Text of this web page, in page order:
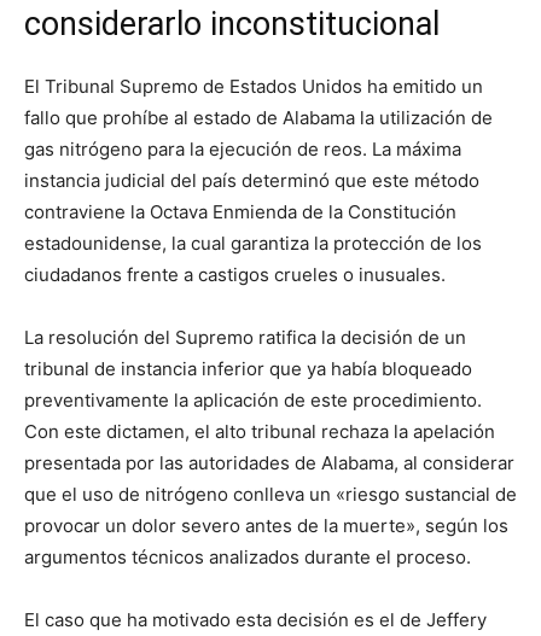
considerarlo inconstitucional
El Tribunal Supremo de Estados Unidos ha emitido un
fallo que prohíbe al estado de Alabama la utilización de
gas nitrógeno para la ejecución de reos. La máxima
instancia judicial del país determinó que este método
contraviene la Octava Enmienda de la Constitución
estadounidense, la cual garantiza la protección de los
ciudadanos frente a castigos crueles o inusuales.
La resolución del Supremo ratifica la decisión de un
tribunal de instancia inferior que ya había bloqueado
preventivamente la aplicación de este procedimiento.
Con este dictamen, el alto tribunal rechaza la apelación
presentada por las autoridades de Alabama, al considerar
que el uso de nitrógeno conlleva un «riesgo sustancial de
provocar un dolor severo antes de la muerte», según los
argumentos técnicos analizados durante el proceso.
El caso que ha motivado esta decisión es el de Jeffery